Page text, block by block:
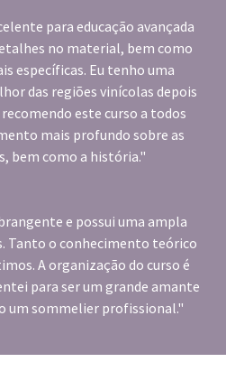
para educação avançada
no material, bem como
específicas. Eu tenho uma
das regiões vinícolas depois
este curso a todos
mais profundo sobre as
bem como a história."
e possui uma ampla
Tanto o conhecimento teórico
A organização do curso é
para ser um grande amante
um sommelier profissional."